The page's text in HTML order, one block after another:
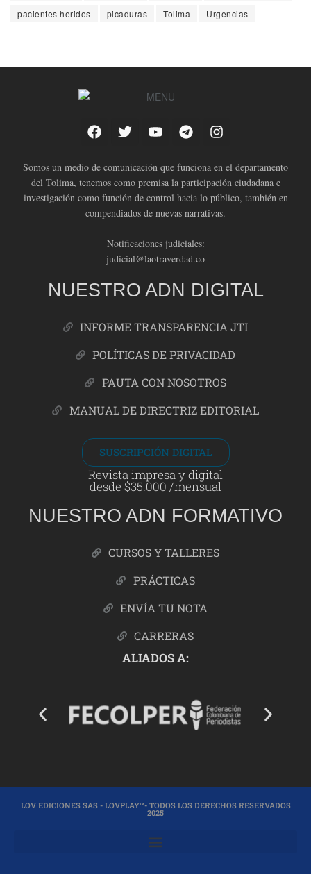
pacientes heridos
picaduras Tolima Urgencias
Somos un medio de comunicación que funciona en el departamento
del Tolima, tenemos como premisa la participación ciudadana e
investigación como función de control hacia lo público, también en
compendiados de nuevas narrativas.
Notificaciones judiciales:
judicial@laotraverdad.co
NUESTRO ADN DIGITAL
INFORME TRANSPARENCIA JTI
POLÍTICAS DE PRIVACIDAD
PAUTA CON NOSOTROS
MANUAL DE DIRECTRIZ EDITORIAL
SUSCRIPCIÓN DIGITAL
Revista impresa y digital
desde $35.000 /mensual
NUESTRO ADN FORMATIVO
CURSOS Y TALLERES
PRÁCTICAS
ENVÍA TU NOTA
CARRERAS
ALIADOS A:
LOV EDICIONES SAS - LOVPLAY™- TODOS LOS DERECHOS RESERVADOS
2025